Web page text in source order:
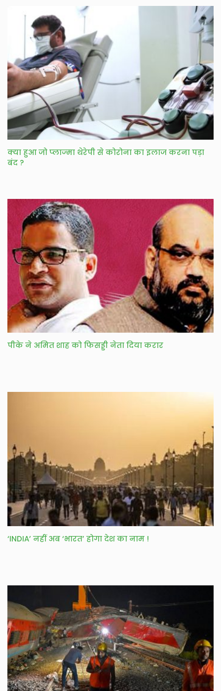
क्या हुआ जो प्‍लाज्‍मा थेरेपी से कोरोना का इलाज करना पड़ा
बंद ?
पीके ने अमित शाह को फिसड्डी नेता दिया करार
‘INDIA’ नहीं अब ‘भारत’ होगा देश का नाम !